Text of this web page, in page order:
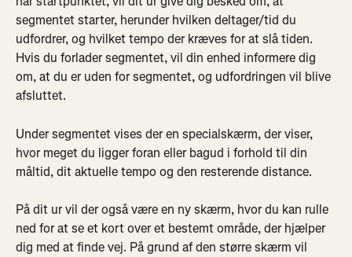
segmentet starter, herunder hvilken deltager/tid du
udfordrer, og hvilket tempo der kræves for at slå tiden.
Hvis du forlader segmentet, vil din enhed informere dig
om, at du er uden for segmentet, og udfordringen vil blive
afsluttet.
Under segmentet vises der en specialskærm, der viser,
hvor meget du ligger foran eller bagud i forhold til din
måltid, dit aktuelle tempo og den resterende distance.
På dit ur vil der også være en ny skærm, hvor du kan rulle
ned for at se et kort over et bestemt område, der hjælper
dig med at finde vej. På grund af den større skærm vil